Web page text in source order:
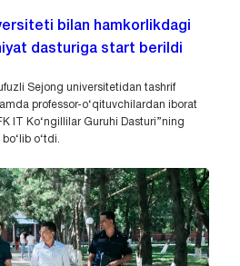
bilan hamkorlikdagi
dasturiga start berildi
Sejong universitetidan tashrif
professor-o‘qituvchilardan iborat
IT Ko‘ngillilar Guruhi Dasturi”ning
o‘tdi.